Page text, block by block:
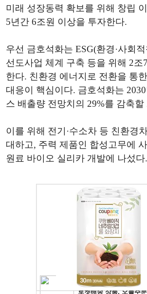
미래 성장동력 확보를 위해 창립
5년간 6조원 이상을 투자한다.
우선 금호석화는 ESG(환경·사회
선도사업 체계 구축 등을 위해 2조
한다. 친환경 에너지로 전환을 통
대응이 핵심이다. 금호석화는
스 배출량 전망치의 29%를 감축할
이를 위해 전기·수소차 등 친환경
대하고, 주력 제품인 합성고무에
원료 바이오 실리카 개발에 나섰다.